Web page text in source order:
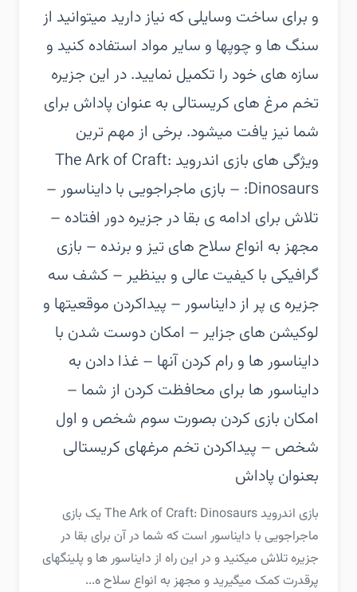
و برای ساخت وسایلی که نیاز دارید میتوانید از
سنگ ها و چوپها و سایر مواد استفاده کنید و
سازه های خود را تکمیل نمایید. در این جزیره
تخم مرغ های کریستالی به عنوان پاداش برای
شما نیز یافت میشود.‏ برخی از مهم ترین
ویژگی های بازی اندروید The Ark of Craft:
Dinosaurs:‏ – بازی ماجراجویی با دایناسور‏ –
تلاش برای ادامه ی بقا در جزیره دور افتاده‏ –
مجهز به انواع سلاح های تیز و برنده‏ – بازی
گرافیکی با کیفیت عالی و بینظیر‏ – کشف سه
جزیره ی پر از دایناسور‏ – پیداکردن موقعیتها و
لوکیشن های جزایر‏ – امکان دوست شدن با
دایناسور ها و رام کردن آنها‏ – غذا دادن به
دایناسور ها برای محافظت کردن از شما‏ –
امکان بازی کردن بصورت سوم شخص و اول
شخص‏ – پیداکردن تخم مرغهای کریستالی
بعنوان پاداش
‏‏بازی اندروید The Ark of Craft: Dinosaurs یک بازی
ماجراجویی با دایناسور است که شما در آن برای بقا در
جزیره تلاش میکنید و در این راه از دایناسور ها و پلینگهای
پرقدرت کمک میگیرید و مجهز به انواع سلاح ه...